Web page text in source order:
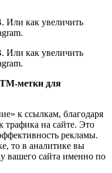
метки для
к ссылкам, благодаря
трафика на сайте. Это
рекламы.
то в аналитике вы
вашего сайта именно по